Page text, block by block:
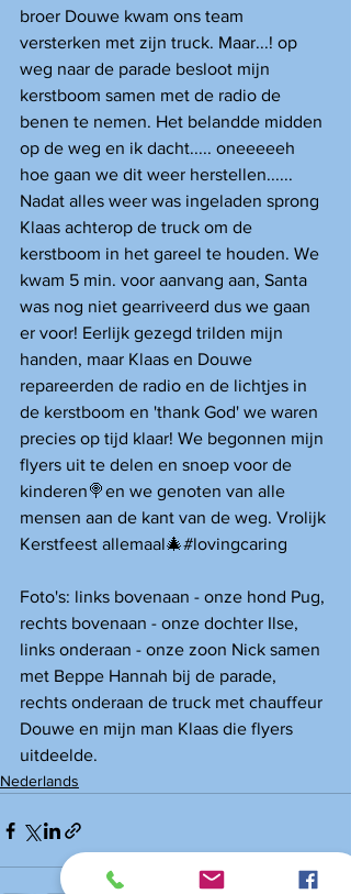
broer Douwe kwam ons team
versterken met zijn truck. Maar...! op
weg naar de parade besloot mijn
kerstboom samen met de radio de
benen te nemen. Het belandde midden
op de weg en ik dacht..... oneeeeeh
hoe gaan we dit weer herstellen......
Nadat alles weer was ingeladen sprong
Klaas achterop de truck om de
kerstboom in het gareel te houden. We
kwam 5 min. voor aanvang aan, Santa
was nog niet gearriveerd dus we gaan
er voor! Eerlijk gezegd trilden mijn
handen, maar Klaas en Douwe
repareerden de radio en de lichtjes in
de kerstboom en 'thank God' we waren
precies op tijd klaar! We begonnen mijn
flyers uit te delen en snoep voor de
kinderen🍭en we genoten van alle
mensen aan de kant van de weg. Vrolijk
Kerstfeest allemaal🎄#lovingcaring
Foto's: links bovenaan - onze hond Pug,
rechts bovenaan - onze dochter Ilse,
links onderaan - onze zoon Nick samen
met Beppe Hannah bij de parade,
rechts onderaan de truck met chauffeur
Douwe en mijn man Klaas die flyers
uitdeelde.
Nederlands